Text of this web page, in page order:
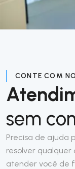
CONTE COM
sem
Precisa de ajuda
resolver qualquer
atender você de